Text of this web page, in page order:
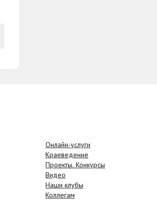
Онлайн-услуги
Краеведение
Проекты. Конкурсы
Видео
Наши клубы
Коллегам